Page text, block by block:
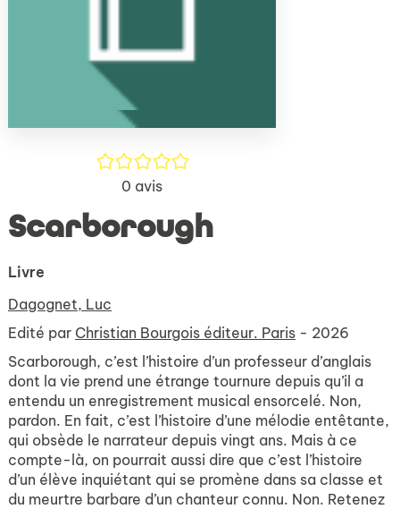
/5
0 avis
Scarborough
Livre
Dagognet, Luc
Edité par Christian Bourgois éditeur. Paris - 2026
Scarborough, c’est l’histoire d’un professeur d’anglais
dont la vie prend une étrange tournure depuis qu’il a
entendu un enregistrement musical ensorcelé. Non,
pardon. En fait, c’est l’histoire d’une mélodie entêtante,
qui obsède le narrateur depuis vingt ans. Mais à ce
compte-là, on pourrait aussi dire que c’est l’histoire
d’un élève inquiétant qui se promène dans sa classe et
du meurtre barbare d’un chanteur connu. Non. Retenez